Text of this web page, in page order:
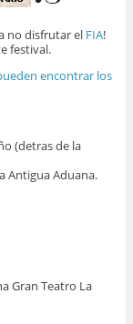
no disfrutar el FIA!
festival.
encontrar los
(detras de la
Antigua Aduana.
Gran Teatro La